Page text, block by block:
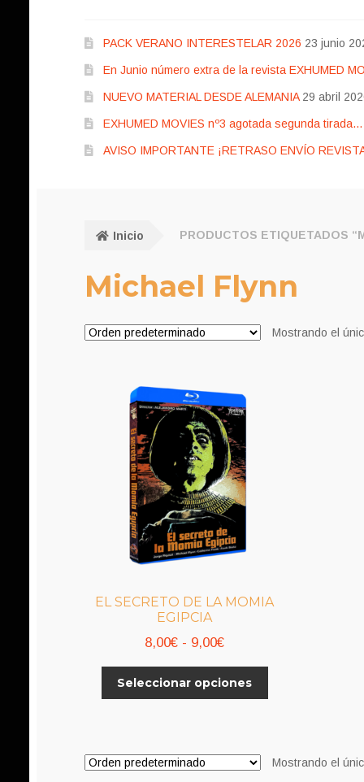
PACK VERANO INTERESTELAR 2026 23 junio
En Junio número extra de la revista EXHUMED
NUEVO MATERIAL DESDE ALEMANIA 29 abril
EXHUMED MOVIES nº3 agotada segunda
AVISO IMPORTANTE ¡RETRASO ENVÍO
Inicio PRODUCTOS ETIQUETADOS
Michael Flynn
Mostrando el
EL SECRETO DE LA MOMIA
EGIPCIA
8,00€ - 9,00€Rango
de
precios:
hasta
9,00€
Seleccionar opciones
Las
Mostrando el